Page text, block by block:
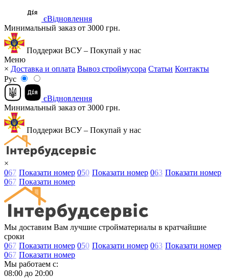
єВідновлення
Минимальный заказ от 3000 грн.
Поддержи ВСУ – Покупай у нас
Меню
× Доставка и оплата Вывоз строймусора Статьи Контакты
Рус
єВідновлення
Минимальный заказ от 3000 грн.
Поддержи ВСУ – Покупай у нас
×
067 Показати номер 050 Показати номер 063 Показати номер
067 Показати номер
Мы доставим Вам лучшие стройматериалы в кратчайшие
сроки
067 Показати номер 050 Показати номер 063 Показати номер
067 Показати номер
Мы работаем с:
08:00 до 20:00